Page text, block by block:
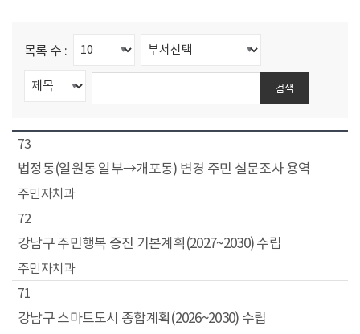
메
인
동
목록 수 :
검색
73
법정동(일원동 일부→개포동) 변경 주민 설문조사 용역
주민자치과
72
강남구 주민행복 증진 기본계획(2027~2030) 수립
주민자치과
71
강남구 스마트도시 종합계획(2026~2030) 수립